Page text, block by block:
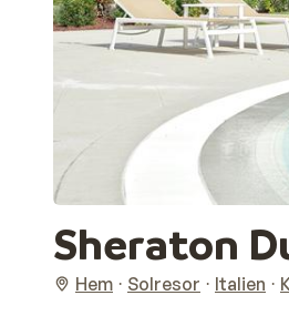
Sheraton
Hem Solresor Italien